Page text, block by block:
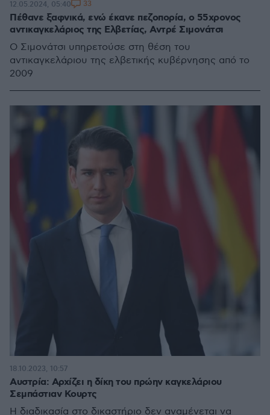
Πέθανε ξαφνικά, ενώ έκανε πεζοπορία, ο 55χρονος
αντικαγκελάριος της Ελβετίας, Αντρέ Σιμονάτσι
Ο Σιμονάτσι υπηρετούσε στη θέση του
αντικαγκελάριου της ελβετικής κυβέρνησης από το
2009
12.05.2024, 05:40 33
Αυστρία: Αρχίζει η δίκη του πρώην καγκελάριου
Σεμπάστιαν Κουρτς
Η διαδικασία στο δικαστήριο δεν αναμένεται να
18.10.2023, 10:57